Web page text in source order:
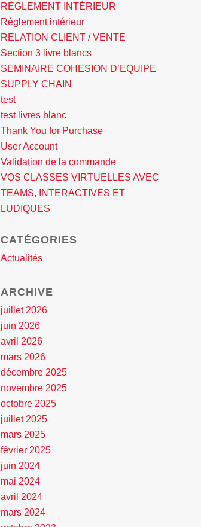
RÈGLEMENT INTÉRIEUR
Règlement intérieur
RELATION CLIENT / VENTE
Section 3 livre blancs
SEMINAIRE COHESION D’EQUIPE
SUPPLY CHAIN
test
test livres blanc
Thank You for Purchase
User Account
Validation de la commande
VOS CLASSES VIRTUELLES AVEC
TEAMS, INTERACTIVES ET
LUDIQUES
CATÉGORIES
Actualités
ARCHIVE
juillet 2026
juin 2026
avril 2026
mars 2026
décembre 2025
novembre 2025
octobre 2025
juillet 2025
mars 2025
février 2025
juin 2024
mai 2024
avril 2024
mars 2024